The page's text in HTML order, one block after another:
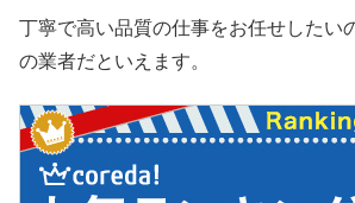
丁寧で高い品質の仕事をお任せしたい
の業者だといえます。